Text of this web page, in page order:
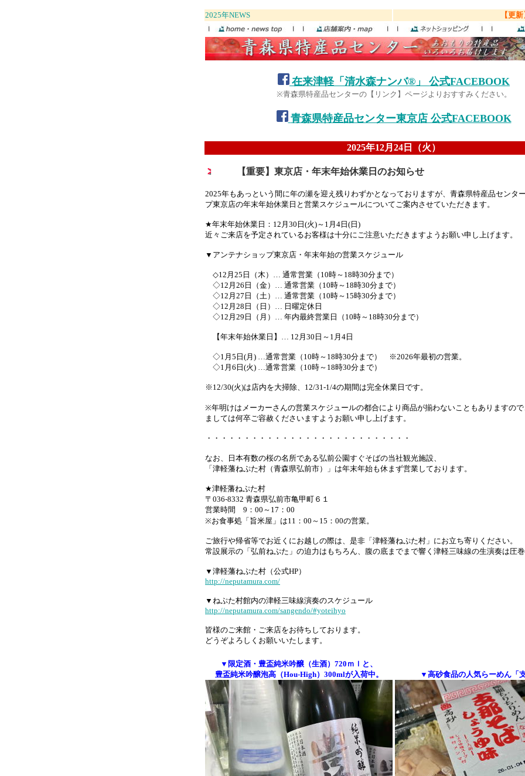
2025年NEWS 【更
在来津軽「清水森ナンバ®」 公式FACEBOOK
※青森県特産品センターの【リンク】ページよりおすすみください。
青森県特産品センター東京店 公式FACEBOOK
2025年12月24日（火）
【重要】東京店・年末年始休業日のお知らせ
2025年もあっという間に年の瀬を迎え残りわずかとなっておりますが、青森県特産品センタ
プ東京店の年末年始休業日と営業スケジュールについてご案内させていただきます。
★年末年始休業日：12月30日(火)～1月4日(日)
近々ご来店を予定されているお客様は十分にご注意いただきますようお願い申し上げます。
▼アンテナショップ東京店・年末年始の営業スケジュール
◇12月25日（木）… 通常営業（10時～18時30分まで）
◇12月26日（金）… 通常営業（10時～18時30分まで）
◇12月27日（土）… 通常営業（10時～15時30分まで）
◇12月28日（日）… 日曜定休日
◇12月29日（月）… 年内最終営業日（10時～18時30分まで）
【年末年始休業日】… 12月30日～1月4日
◇1月5日(月) …通常営業（10時～18時30分まで） ※2026年最初の営業。
◇1月6日(火) …通常営業（10時～18時30分まで）
※12/30(火)は店内を大掃除、12/31-1/4の期間は完全休業日です。
※年明けはメーカーさんの営業スケジュールの都合により商品が揃わないこともありますの
ましては何卒ご容赦くださいますようお願い申し上げます。
・・・・・・・・・・・・・・・・・・・・・・・・・・・
なお、日本有数の桜の名所である弘前公園すぐそばの当社観光施設、
「津軽藩ねぷた村（青森県弘前市）」は年末年始も休まず営業しております。
★津軽藩ねぷた村
〒036-8332 青森県弘前市亀甲町６１
営業時間 9：00～17：00
※お食事処「旨米屋」は11：00～15：00の営業。
ご旅行や帰省等でお近くにお越しの際は、是非「津軽藩ねぷた村」にお立ち寄りください。
常設展示の「弘前ねぷた」の迫力はもちろん、腹の底までまで響く津軽三味線の生演奏は圧
▼津軽藩ねぷた村（公式HP）
http://neputamura.com/
▼ねぷた村館内の津軽三味線演奏のスケジュール
http://neputamura.com/sangendo/#yoteihyo
皆様のご来館・ご来店をお待ちしております。
どうぞよろしくお願いいたします。
▼限定酒・豊盃純米吟醸（生酒）720ｍｌと、
豊盃純米吟醸泡高（Hou-High）300mlが入荷中。
▼高砂食品の人気らーめん「